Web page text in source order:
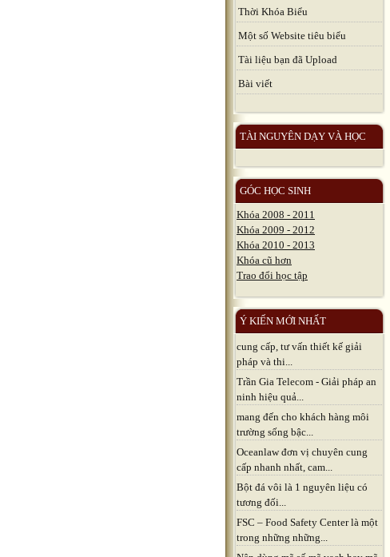
Thời Khóa Biểu
Một số Website tiêu biểu
Tài liệu bạn đã Upload
Bài viết
TÀI NGUYÊN DẠY VÀ HỌC
GÓC HỌC SINH
Khóa 2008 - 2011
Khóa 2009 - 2012
Khóa 2010 - 2013
Khóa cũ hơn
Trao đổi học tập
Ý KIẾN MỚI NHẤT
cung cấp, tư vấn thiết kế giải
pháp và thi...
Trần Gia Telecom - Giải pháp an
ninh hiệu quả...
mang đến cho khách hàng môi
trường sống bậc...
Oceanlaw đơn vị chuyên cung
cấp nhanh nhất, cam...
Bột đá vôi là 1 nguyên liệu có
tương đối...
FSC – Food Safety Center là một
trong những những...